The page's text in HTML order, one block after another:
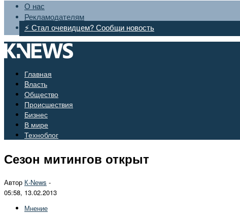
О нас
Рекламодателям
⚡ Стал очевидцем? Сообщи новость
Главная
Bласть
Общество
Происшествия
Бизнес
В мире
Техноблог
Сезон митингов открыт
Автор К-Nеws -
05:58, 13.02.2013
Мнение